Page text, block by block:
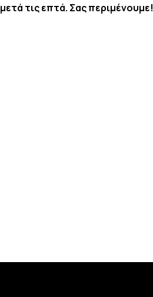
τις επτά. Σας περιμένουμε!